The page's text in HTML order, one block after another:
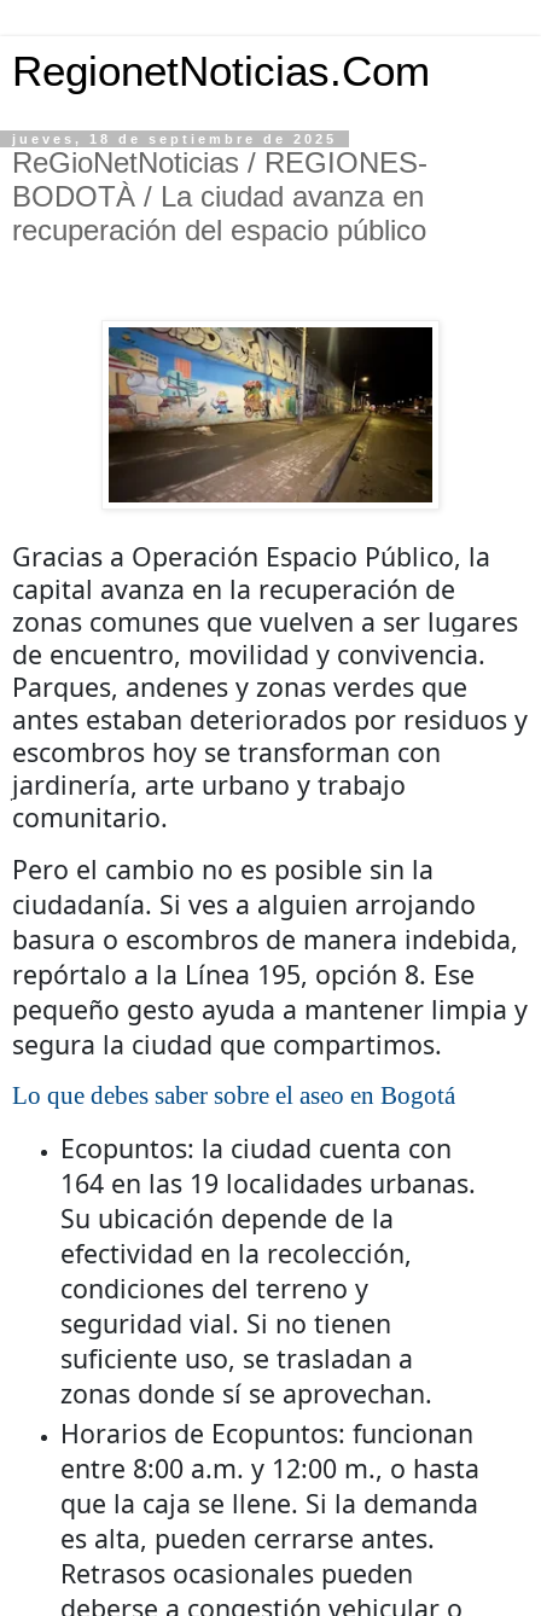
RegionetNoticias.Com
jueves, 18 de septiembre de 2025
ReGioNetNoticias / REGIONES-
BODOTÀ / La ciudad avanza en
recuperación del espacio público
Gracias a Operación Espacio Público, la
capital avanza en la recuperación de
zonas comunes que vuelven a ser lugares
de encuentro, movilidad y convivencia.
Parques, andenes y zonas verdes que
antes estaban deteriorados por residuos y
escombros hoy se transforman con
jardinería, arte urbano y trabajo
comunitario.
Pero el cambio no es posible sin la
ciudadanía. Si ves a alguien arrojando
basura o escombros de manera indebida,
repórtalo a la Línea 195, opción 8. Ese
pequeño gesto ayuda a mantener limpia y
segura la ciudad que compartimos.
Lo que debes saber sobre el aseo en Bogotá
Ecopuntos: la ciudad cuenta con
164 en las 19 localidades urbanas.
Su ubicación depende de la
efectividad en la recolección,
condiciones del terreno y
seguridad vial. Si no tienen
suficiente uso, se trasladan a
zonas donde sí se aprovechan.
Horarios de Ecopuntos: funcionan
entre 8:00 a.m. y 12:00 m., o hasta
que la caja se llene. Si la demanda
es alta, pueden cerrarse antes.
Retrasos ocasionales pueden
deberse a congestión vehicular o